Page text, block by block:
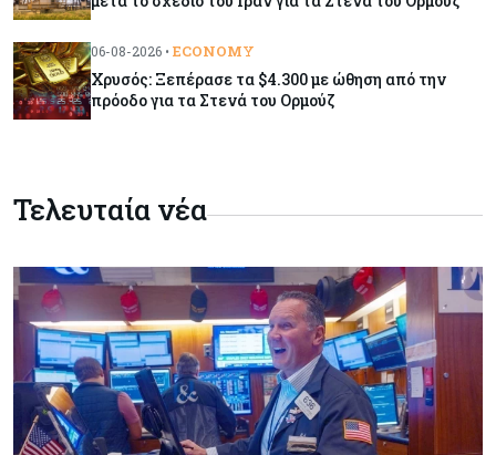
Κόσμος 09-08-2026
προκαλούν αντιδράσεις και ο λογαριασμός –
μαμούθ
ουρανοξύστες
Πώς οι big tech εκτόξευσαν την
κεφαλαιοποίηση του Nasdaq 100 κατά $3,5 τρισ.
Αρθρογραφία 09-08-2026
Η επενδυτική κουλτούρα που λείπει από την
Κύπρο
06-08-2026 • ECONOMY
Χρυσός: Ξεπέρασε τα $4.300 με ώθηση από την
πρόοδο για τα Στενά του Ορμούζ
Τελευταία νέα